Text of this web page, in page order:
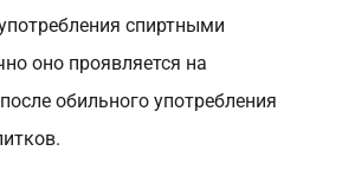
спиртными
оно проявляется на
обильного употребления